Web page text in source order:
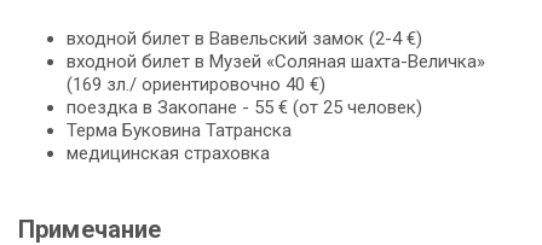
входной билет в Вавельский замок (2-4 €)
входной билет в Музей «Соляная шахта-Величка»
(169 зл./ ориентировочно 40 €)
поездка в Закопане - 55 € (от 25 человек)
Терма Буковина Татранска
медицинская страховка
Примечание